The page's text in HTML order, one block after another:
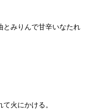
とみりんで甘辛いなたれ
火にかける。